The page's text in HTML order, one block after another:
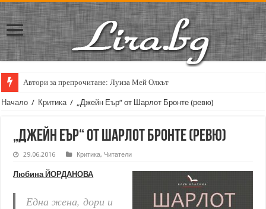
Автори за препрочитане: Луиза Мей Олкът
Начало / Критика / „Джейн Еър“ от Шарлот Бронте (ревю)
„Джейн Еър“ от Шарлот Бронте (ревю)
29.06.2016 Критика, Читатели
Любина ЙОРДАНОВА
Една жена, дори и